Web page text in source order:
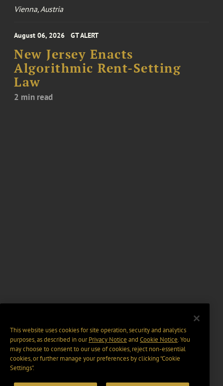
Vienna, Austria
August 06, 2026 GT ALERT
New Jersey Enacts
Algorithmic Rent-Setting
Law
2 min read
This website uses cookies for site operation, security and analytics
purposes, as described in ourPrivacy Notice and Cookie Notice. You
may choose to consent to our use of cookies, reject non-essential
cookies, or further manage your preferences by clicking “Cookie
Settings".